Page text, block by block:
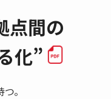
間の
化”
。